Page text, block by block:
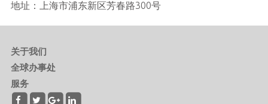
地址：上海市浦东新区芳春路300号
关于我们
全球办事处
服务